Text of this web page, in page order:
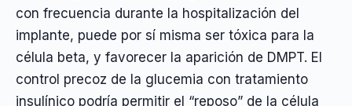
con frecuencia durante la hospitalización del
implante, puede por sí misma ser tóxica para la
célula beta, y favorecer la aparición de DMPT. El
control precoz de la glucemia con tratamiento
insulínico podría permitir el “reposo” de la célula